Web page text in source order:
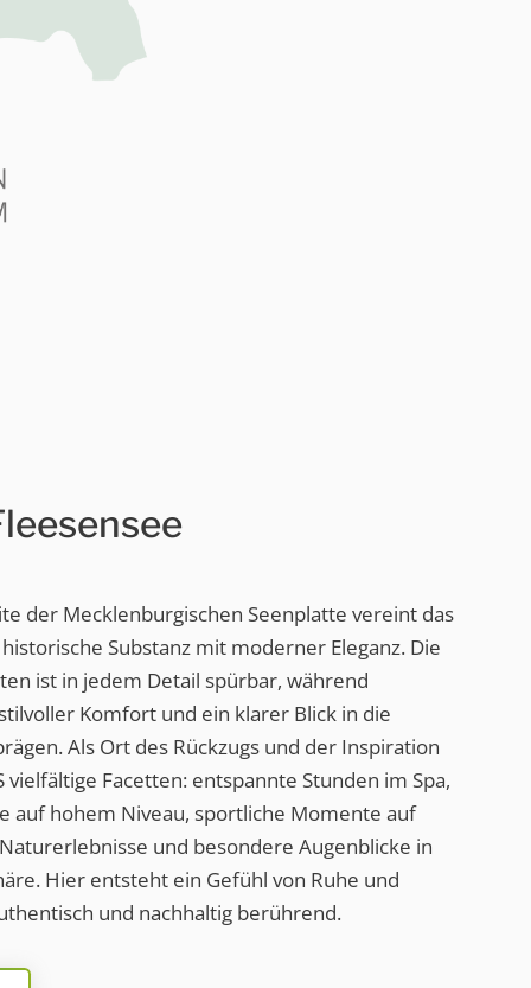
der Mecklenburgischen Seenplatte vereint das
historische Substanz mit moderner Eleganz. Die
ist in jedem Detail spürbar, während
Komfort und ein klarer Blick in die
Als Ort des Rückzugs und der Inspiration
vielfältige Facetten: entspannte Stunden im Spa,
auf hohem Niveau, sportliche Momente auf
und besondere Augenblicke in
Hier entsteht ein Gefühl von Ruhe und
und nachhaltig berührend.